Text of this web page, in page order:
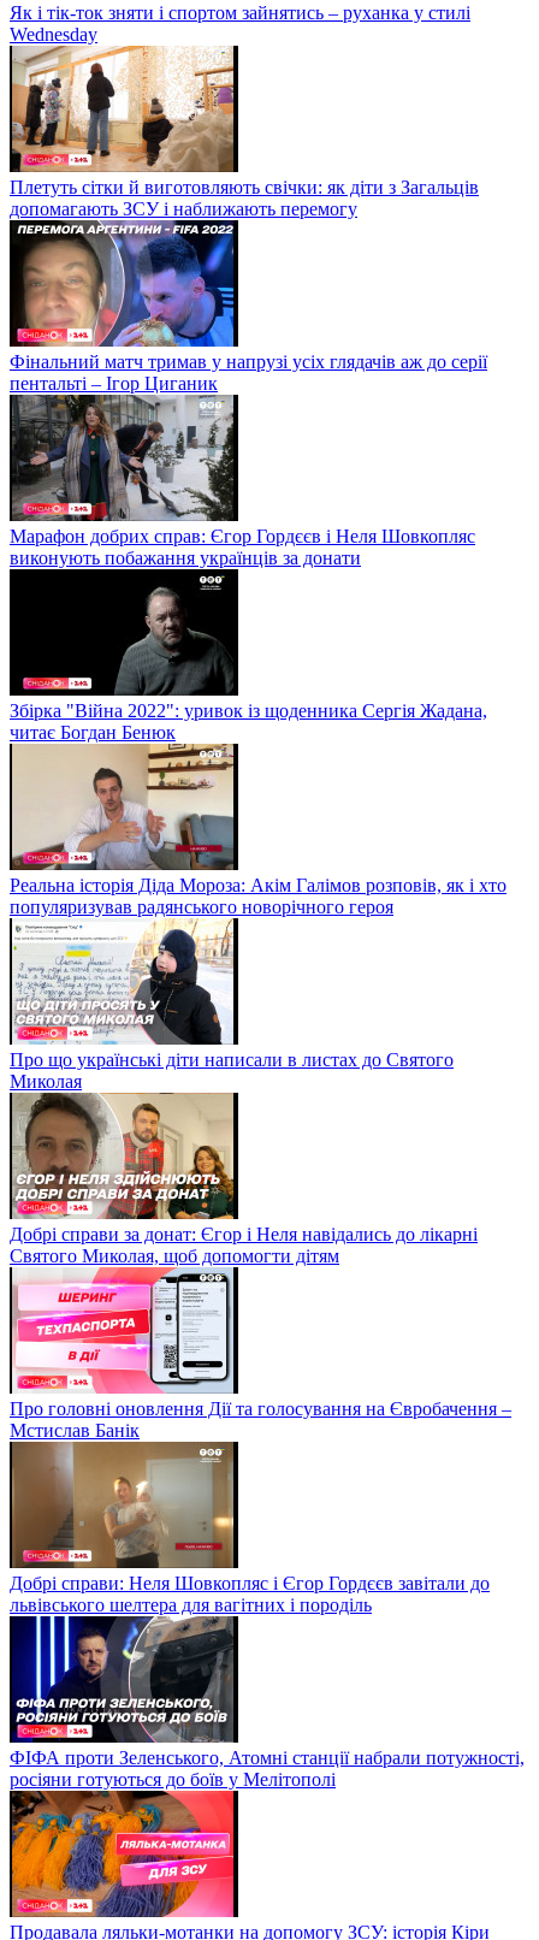
Як і тік-ток зняти і спортом зайнятись – руханка у стилі
Wednesday
Плетуть сітки й виготовляють свічки: як діти з Загальців
допомагають ЗСУ і наближають перемогу
Фінальний матч тримав у напрузі усіх глядачів аж до серії
пентальті – Ігор Циганик
Марафон добрих справ: Єгор Гордєєв і Неля Шовкопляс
виконують побажання українців за донати
Збірка "Війна 2022": уривок із щоденника Сергія Жадана,
читає Богдан Бенюк
Реальна історія Діда Мороза: Акім Галімов розповів, як і хто
популяризував радянського новорічного героя
Про що українські діти написали в листах до Святого
Миколая
Добрі справи за донат: Єгор і Неля навідались до лікарні
Святого Миколая, щоб допомогти дітям
Про головні оновлення Дії та голосування на Євробачення –
Мстислав Банік
Добрі справи: Неля Шовкопляс і Єгор Гордєєв завітали до
львівського шелтера для вагітних і породіль
ФІФА проти Зеленського, Атомні станції набрали потужності,
росіяни готуються до боїв у Мелітополі
Продавала ляльки-мотанки на допомогу ЗСУ: історія Кіри